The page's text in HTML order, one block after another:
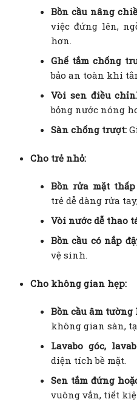
Bồn cầu nâng
việc đứng lên,
hơn.
Ghế tắm chống
bảo an toàn khi
Vòi sen điều
bỏng nước nóng
Sàn chống trượt:
Cho trẻ nhỏ:
Bồn rửa mặt
trẻ dễ dàng rửa
Vòi nước dễ thao
Bồn cầu có nắp
vệ sinh.
Cho không gian hẹp:
Bồn cầu âm tường
không gian sàn,
Lavabo góc,
diện tích bề mặt.
Sen tắm đứng
vuông vắn, tiết